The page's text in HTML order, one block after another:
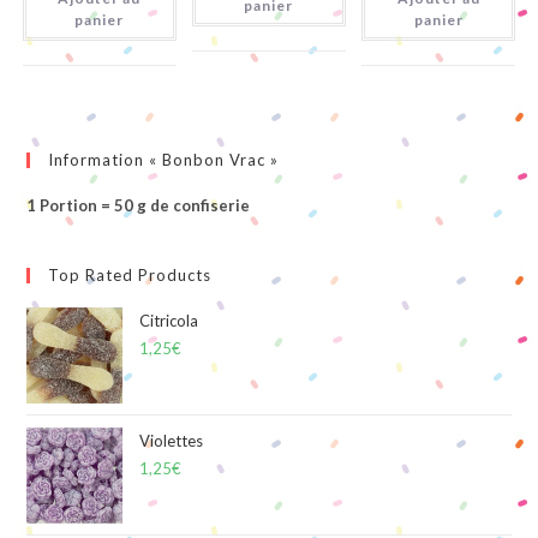
panier
panier
panier
Information « Bonbon Vrac »
1 Portion = 50 g de confiserie
Top Rated Products
Citricola
1,25€
Violettes
1,25€